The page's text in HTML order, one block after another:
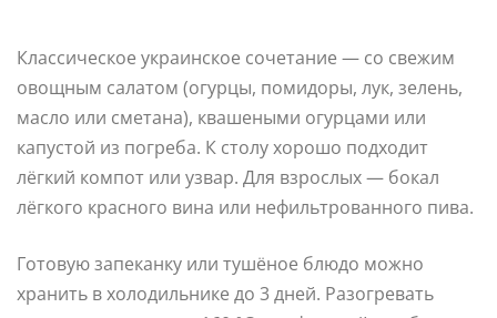
Классическое украинское сочетание — со свежим
овощным салатом (огурцы, помидоры, лук, зелень,
масло или сметана), квашеными огурцами или
капустой из погреба. К столу хорошо подходит
лёгкий компот или узвар. Для взрослых — бокал
лёгкого красного вина или нефильтрованного пива.
Готовую запеканку или тушёное блюдо можно
хранить в холодильнике до 3 дней. Разогревать